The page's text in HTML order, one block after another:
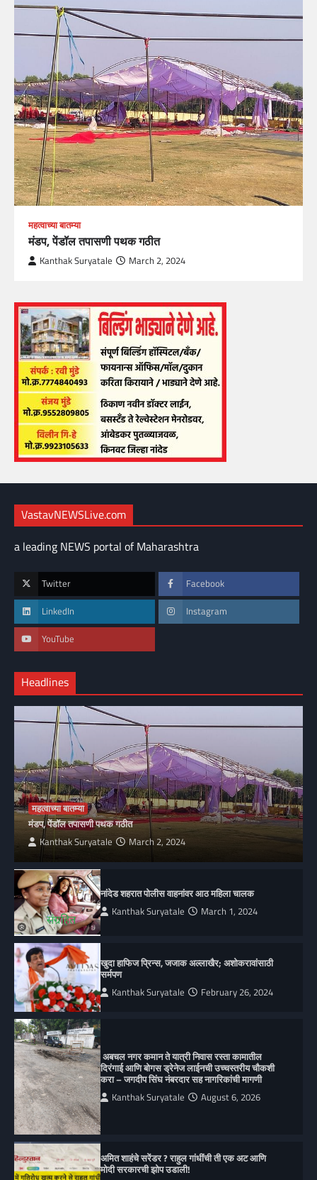
महत्वाच्या बातम्या
मंडप, पेंडॉल तपासणी पथक गठीत
Kanthak Suryatale March 2, 2024
VastavNEWSLive.com
a leading NEWS portal of Maharashtra
Twitter Facebook
LinkedIn Instagram
YouTube
Headlines
महत्वाच्या बातम्या
मंडप, पेंडॉल तपासणी पथक गठीत
Kanthak Suryatale March 2, 2024
नांदेड शहरात पोलीस वाहनांवर आठ महिला चालक
Kanthak Suryatale March 1, 2024
खुदा हाफिज प्रिन्स, जजाक अल्लाखैर; अशोकरावांसाठी
सर्मपण
Kanthak Suryatale February 26, 2024
अबचल नगर कमान ते यात्री निवास रस्ता कामातील
दिरंगाई आणि बोगस ड्रेनेज लाईनची उच्चस्तरीय चौकशी
करा – जगदीप सिंघ नंबरदार सह नागरिकांची मागणी
Kanthak Suryatale August 6, 2026
अमित शाहंचे सरेंडर ? राहुल गांधींची ती एक अट आणि
मोदी सरकारची झोप उडाली!